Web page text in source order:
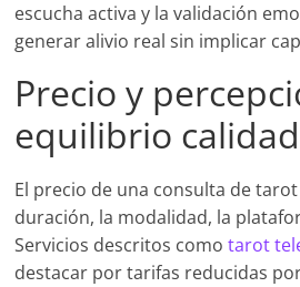
escucha activa y la validación
generar alivio real sin implicar
Precio y
equilibrio
El precio de una consulta de
duración, la modalidad, la
Servicios descritos comotarot
destacar por tarifas reducidas